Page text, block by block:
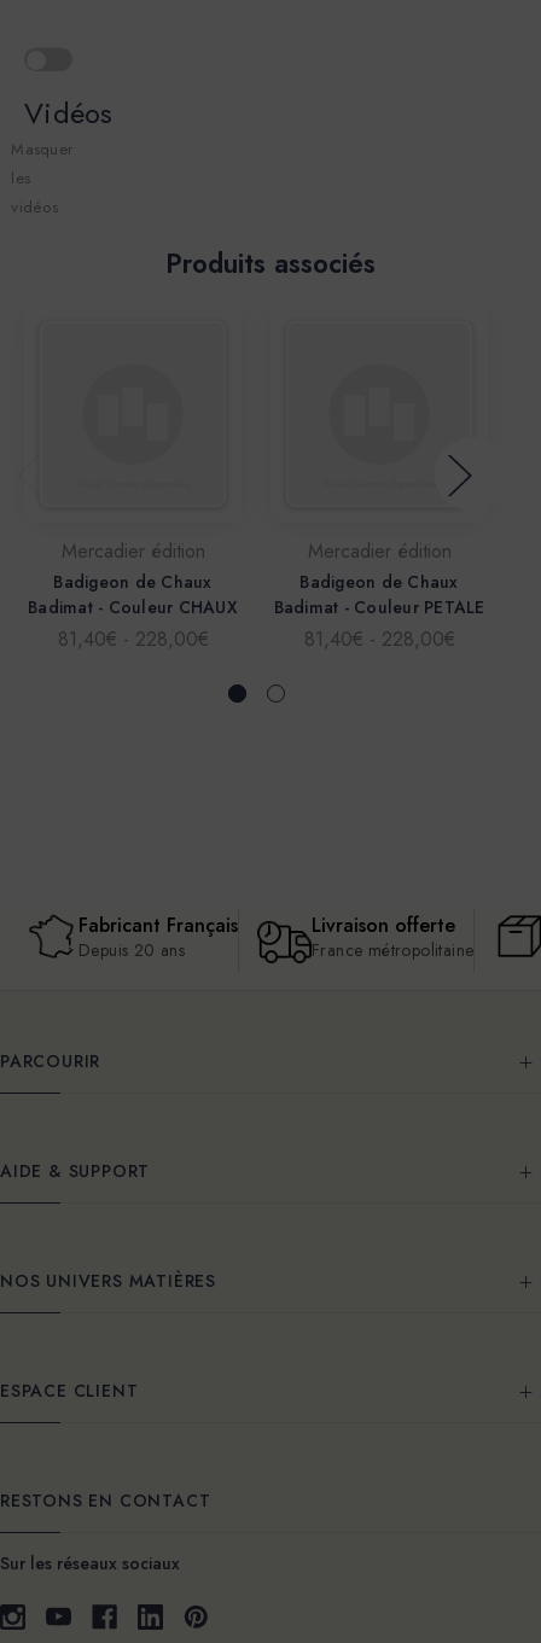
Vidéos
Masquer
les
vidéos
Produits associés
Mercadier édition
Badigeon de Chaux
Badimat - Couleur CHAUX
81,40€ - 228,00€
Mercadier édition
Badigeon de Chaux
Badimat - Couleur PETALE
81,40€ - 228,00€
Fabricant Français
Depuis 20 ans
Livraison offerte
France métropolitaine
PARCOURIR
AIDE & SUPPORT
NOS UNIVERS MATIÈRES
ESPACE CLIENT
RESTONS EN CONTACT
Sur les réseaux sociaux